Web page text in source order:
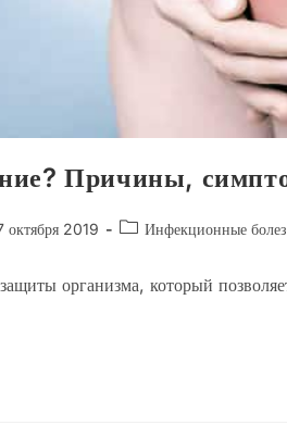
Причины,
октября 2019
РубрикаИнфекционные
организма, который